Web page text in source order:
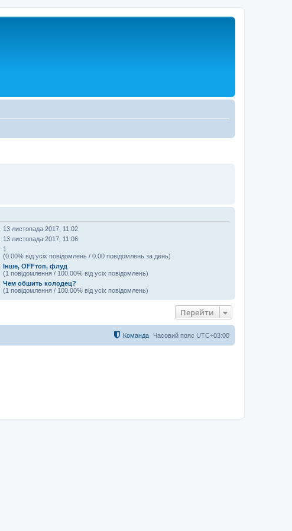
13 листопада 2017, 11:02
13 листопада 2017, 11:06
1
(0.00% від усіх повідомлень / 0.00 повідомлень за день)
Інше, OFFтоп, флуд
(1 повідомлення / 100.00% від усіх повідомлень)
Чем обшить колодец?
(1 повідомлення / 100.00% від усіх повідомлень)
Перейти
Часовий пояс UTC+03:00
Команда